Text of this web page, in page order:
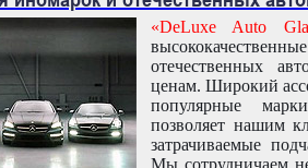
«DeLuxe Auto
отечественных
ценам. Широкий
популярные
позволяет нашим
затрачиваемые
Мы сотрудничаем